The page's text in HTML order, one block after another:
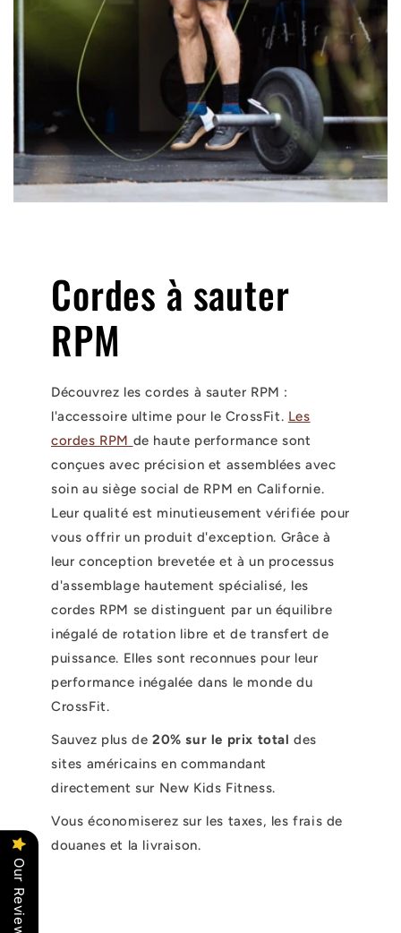
Cordes à sauter
RPM
Découvrez les cordes à sauter RPM :
l'accessoire ultime pour le CrossFit. Les
cordes RPM de haute performance sont
conçues avec précision et assemblées avec
soin au siège social de RPM en Californie.
Leur qualité est minutieusement vérifiée pour
vous offrir un produit d'exception. Grâce à
leur conception brevetée et à un processus
d'assemblage hautement spécialisé, les
cordes RPM se distinguent par un équilibre
inégalé de rotation libre et de transfert de
puissance. Elles sont reconnues pour leur
performance inégalée dans le monde du
CrossFit.
Sauvez plus de 20% sur le prix totaldes
sites américains en commandant
directement sur New Kids Fitness.
Vous économiserez sur les taxes, les frais de
douanes et la livraison.
Our Reviews